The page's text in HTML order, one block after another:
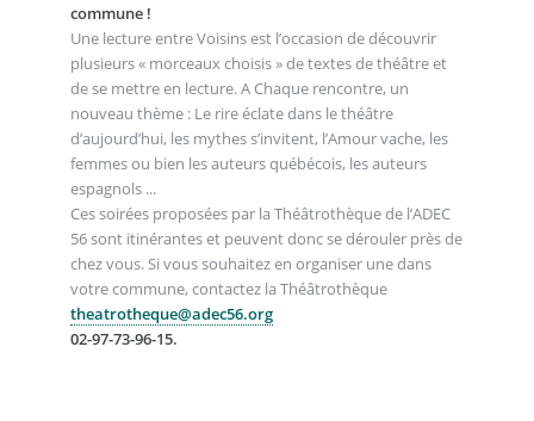
commune !
Une lecture entre Voisins est l’occasion de découvrir
plusieurs « morceaux choisis » de textes de théâtre et
de se mettre en lecture. A Chaque rencontre, un
nouveau thème : Le rire éclate dans le théâtre
d’aujourd’hui, les mythes s’invitent, l’Amour vache, les
femmes ou bien les auteurs québécois, les auteurs
espagnols ...
Ces soirées proposées par la Théâtrothèque de l’ADEC
56 sont itinérantes et peuvent donc se dérouler près de
chez vous. Si vous souhaitez en organiser une dans
votre commune, contactez la Théâtrothèque
theatrotheque@adec56.org
02-97-73-96-15.